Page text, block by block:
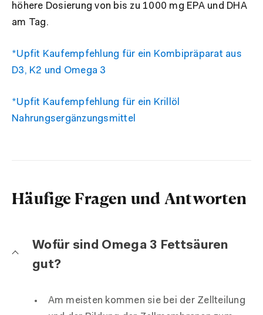
höhere Dosierung von bis zu 1000 mg EPA und DHA
am Tag.
*Upfit Kaufempfehlung für ein Kombipräparat aus
D3, K2 und Omega 3
*Upfit Kaufempfehlung für ein Krillöl
Nahrungsergänzungsmittel
Häufige Fragen und Antworten
Wofür sind Omega 3 Fettsäuren
gut?
Am meisten kommen sie bei der Zellteilung